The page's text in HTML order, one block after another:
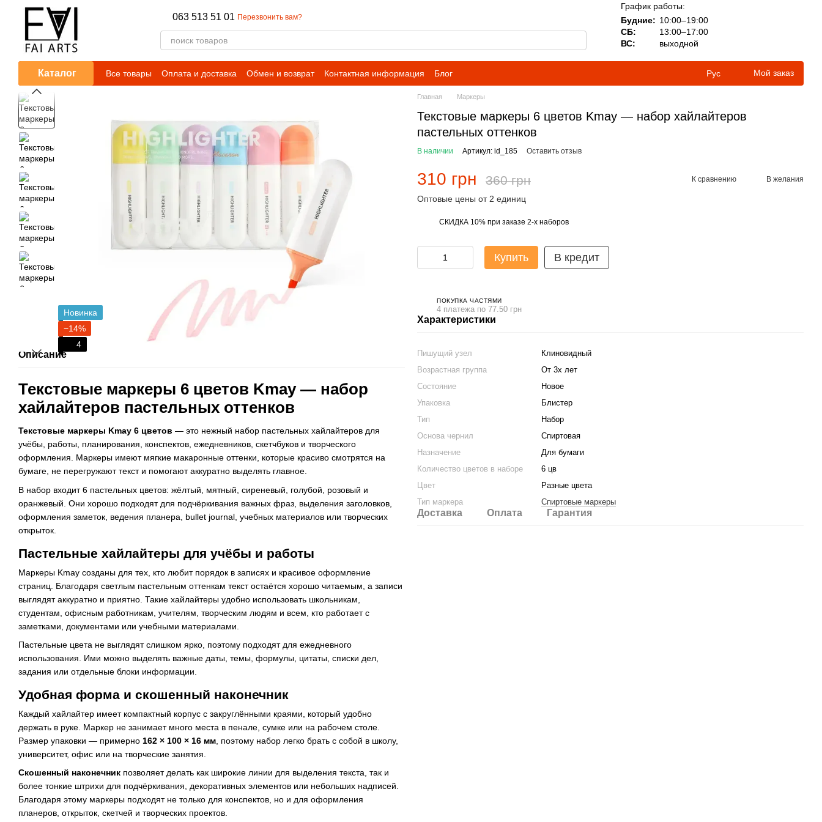
Перейти к основному контенту
063 513 51 01 Перезвонить вам?
График работы:
Будние: 10:00–19:00
СБ:
13:00–17:00
ВС:
выходной
Каталог Все товары Оплата и доставка Обмен и возврат Контактная информация Блог Рус Мой заказ
Новинка
−14%
4
Описание
Текстовые маркеры 6 цветов Kmay — набор
хайлайтеров пастельных оттенков
Текстовые маркеры Kmay 6 цветов — это нежный набор пастельных хайлайтеров для
учёбы, работы, планирования, конспектов, ежедневников, скетчбуков и творческого
оформления. Маркеры имеют мягкие макаронные оттенки, которые красиво смотрятся на
бумаге, не перегружают текст и помогают аккуратно выделять главное.
В набор входит 6 пастельных цветов: жёлтый, мятный, сиреневый, голубой, розовый и
оранжевый. Они хорошо подходят для подчёркивания важных фраз, выделения заголовков,
оформления заметок, ведения планера, bullet journal, учебных материалов или творческих
открыток.
Пастельные хайлайтеры для учёбы и работы
Маркеры Kmay созданы для тех, кто любит порядок в записях и красивое оформление
страниц. Благодаря светлым пастельным оттенкам текст остаётся хорошо читаемым, а записи
выглядят аккуратно и приятно. Такие хайлайтеры удобно использовать школьникам,
студентам, офисным работникам, учителям, творческим людям и всем, кто работает с
заметками, документами или учебными материалами.
Пастельные цвета не выглядят слишком ярко, поэтому подходят для ежедневного
использования. Ими можно выделять важные даты, темы, формулы, цитаты, списки дел,
задания или отдельные блоки информации.
Удобная форма и скошенный наконечник
Каждый хайлайтер имеет компактный корпус с закруглёнными краями, который удобно
держать в руке. Маркер не занимает много места в пенале, сумке или на рабочем столе.
Размер упаковки — примерно 162 × 100 × 16 мм , поэтому набор легко брать с собой в школу,
университет, офис или на творческие занятия.
Скошенный наконечник позволяет делать как широкие линии для выделения текста, так и
более тонкие штрихи для подчёркивания, декоративных элементов или небольших надписей.
Благодаря этому маркеры подходят не только для конспектов, но и для оформления
планеров, открыток, скетчей и творческих проектов.
Главная Маркеры
Текстовые маркеры 6 цветов Kmay — набор хайлайтеров
пастельных оттенков
В наличии Артикул: id_185 Оставить отзыв
310 грн 360 грн К сравнению В желания
Оптовые цены от 2 единиц
СКИДКА 10% при заказе 2-х наборов
Купить В кредит
ПОКУПКА ЧАСТЯМИ
4 платежа по 77.50 грн
Характеристики
Пишущий узел
Клиновидный
Возрастная группа
От 3х лет
Состояние
Новое
Упаковка
Блистер
Тип
Набор
Основа чернил
Спиртовая
Назначение
Для бумаги
Количество цветов в наборе
6 цв
Цвет
Разные цвета
Тип маркера
Спиртовые маркеры
Доставка Оплата Гарантия